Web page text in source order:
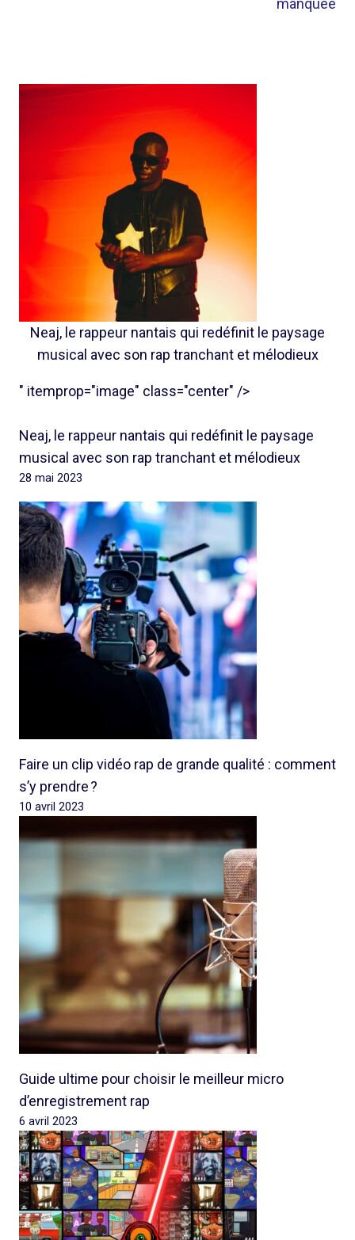
manquée
Neaj, le rappeur nantais qui redéfinit le paysage
musical avec son rap tranchant et mélodieux
" itemprop="image" class="center" />
Neaj, le rappeur nantais qui redéfinit le paysage
musical avec son rap tranchant et mélodieux
28 mai 2023
Faire un clip vidéo rap de grande qualité : comment
s’y prendre ?
10 avril 2023
Guide ultime pour choisir le meilleur micro
d’enregistrement rap
6 avril 2023